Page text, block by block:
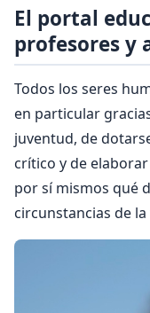
El portal
profesores y
Todos los seres
en particular
juventud, de
crítico y de
por sí mismos qué
circunstancias de la